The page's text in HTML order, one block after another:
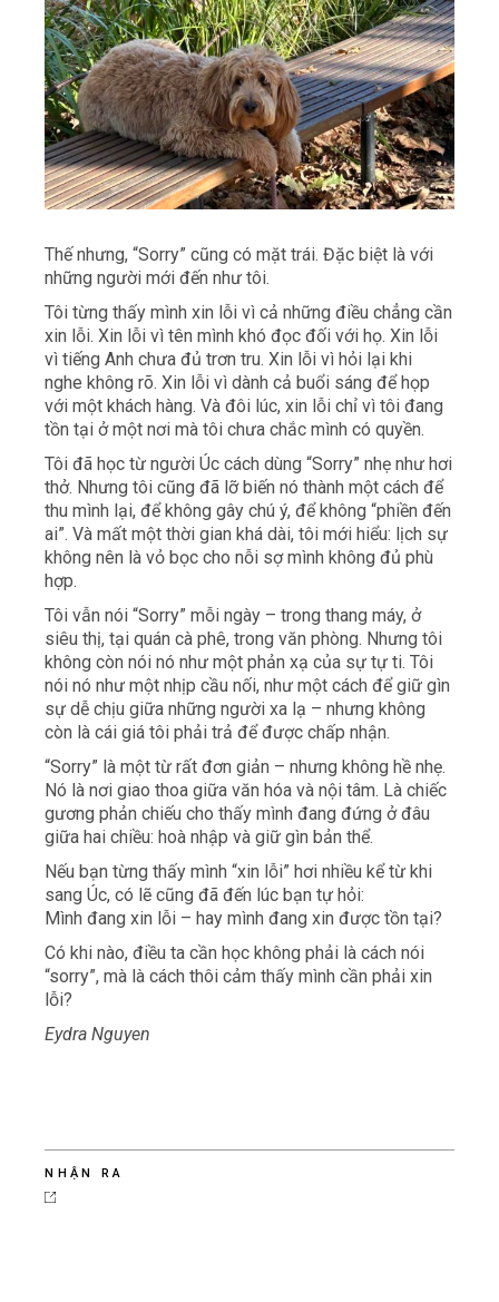
Thế nhưng, “Sorry” cũng có mặt trái. Đặc biệt là với
những người mới đến như tôi.
Tôi từng thấy mình xin lỗi vì cả những điều chẳng cần
xin lỗi. Xin lỗi vì tên mình khó đọc đối với họ. Xin lỗi
vì tiếng Anh chưa đủ trơn tru. Xin lỗi vì hỏi lại khi
nghe không rõ. Xin lỗi vì dành cả buổi sáng để họp
với một khách hàng. Và đôi lúc, xin lỗi chỉ vì tôi đang
tồn tại ở một nơi mà tôi chưa chắc mình có quyền.
Tôi đã học từ người Úc cách dùng “Sorry” nhẹ như hơi
thở. Nhưng tôi cũng đã lỡ biến nó thành một cách để
thu mình lại, để không gây chú ý, để không “phiền đến
ai”. Và mất một thời gian khá dài, tôi mới hiểu: lịch sự
không nên là vỏ bọc cho nỗi sợ mình không đủ phù
hợp.
Tôi vẫn nói “Sorry” mỗi ngày – trong thang máy, ở
siêu thị, tại quán cà phê, trong văn phòng. Nhưng tôi
không còn nói nó như một phản xạ của sự tự ti. Tôi
nói nó như một nhịp cầu nối, như một cách để giữ gìn
sự dễ chịu giữa những người xa lạ – nhưng không
còn là cái giá tôi phải trả để được chấp nhận.
“Sorry” là một từ rất đơn giản – nhưng không hề nhẹ.
Nó là nơi giao thoa giữa văn hóa và nội tâm. Là chiếc
gương phản chiếu cho thấy mình đang đứng ở đâu
giữa hai chiều: hoà nhập và giữ gìn bản thể.
Nếu bạn từng thấy mình “xin lỗi” hơi nhiều kể từ khi
sang Úc, có lẽ cũng đã đến lúc bạn tự hỏi:
Mình đang xin lỗi – hay mình đang xin được tồn tại?
Có khi nào, điều ta cần học không phải là cách nói
“sorry”, mà là cách thôi cảm thấy mình cần phải xin
lỗi?
Eydra Nguyen
NHẬN RA